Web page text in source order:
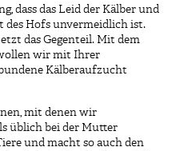
dass das Leid der Kälber und
Hofs unvermeidlich ist.
das Gegenteil. Mit dem
wir mit Ihrer
Kälberaufzucht
mit denen wir
üblich bei der Mutter
und macht so auch den